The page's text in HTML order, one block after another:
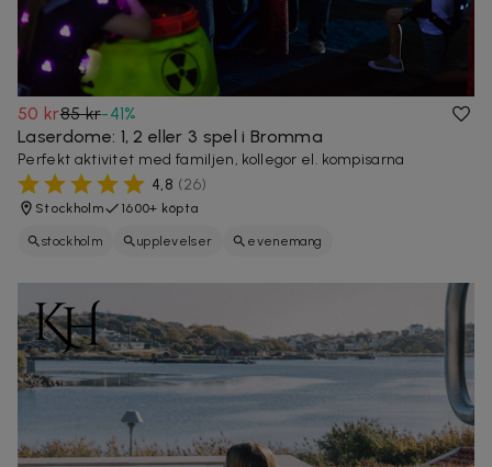
50 kr85 kr-41%
Laserdome: 1, 2 eller 3 spel i Bromma
Perfekt aktivitet med familjen, kollegor el. kompisarna
4,8 (26)
Stockholm 1600+ köpta
stockholm upplevelser evenemang